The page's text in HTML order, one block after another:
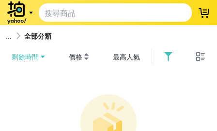
登
全部分類
剩餘時間 價格 最高人氣